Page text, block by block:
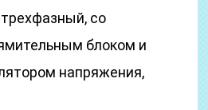
со
блоком и
напряжения,